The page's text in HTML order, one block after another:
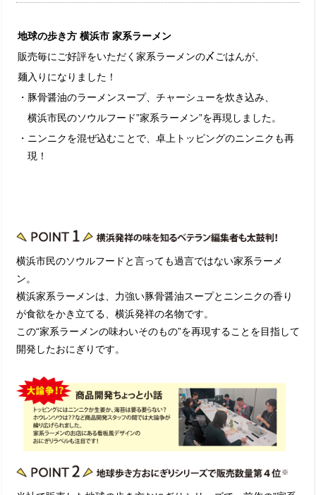
地球の歩き方 横浜市 家系ラーメン
販売毎にご好評をいただく家系ラーメンの〆ごはんが、
麺入りになりました！
・豚骨醤油のラーメンスープ、チャーシューを炊き込み、
横浜市民のソウルフード”家系ラーメン”を再現しました。
・ニンニクを混ぜ込むことで、卓上トッピングのニンニクも再
現！
横浜市民のソウルフードと言っても過言ではない家系ラーメ
ン。
横浜家系ラーメンは、力強い豚骨醤油スープとニンニクの香り
が食欲をかき立てる、横浜発祥の名物です。
この“家系ラーメンの味わいそのもの”を再現することを目指して
開発したおにぎりです。